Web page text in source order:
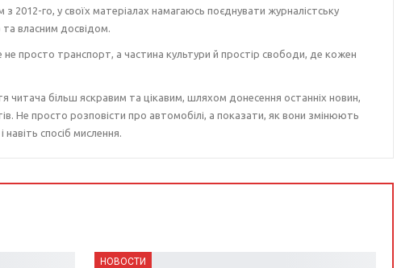
2012-го, у своїх матеріалах намагаюсь поєднувати журналістську
власним досвідом.
просто транспорт, а частина культури й простір свободи, де кожен
більш яскравим та цікавим, шляхом донесення останніх новин,
Не просто розповісти про автомобілі, а показати, як вони змінюють
спосіб мислення.
НОВОСТИ